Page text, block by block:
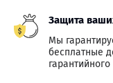
Защита
Мы
бесплатные